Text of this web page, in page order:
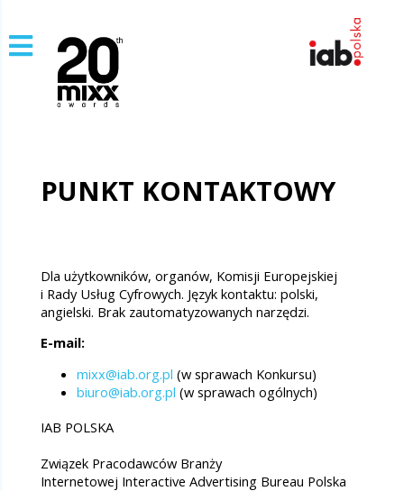
PUNKT KONTAKTOWY
Dla użytkowników, organów, Komisji Europejskiej
i Rady Usług Cyfrowych. Język kontaktu: polski,
angielski. Brak zautomatyzowanych narzędzi.
E-mail:
mixx@iab.org.pl (w sprawach Konkursu)
biuro@iab.org.pl (w sprawach ogólnych)
IAB POLSKA
Związek Pracodawców Branży
Internetowej Interactive Advertising Bureau Polska